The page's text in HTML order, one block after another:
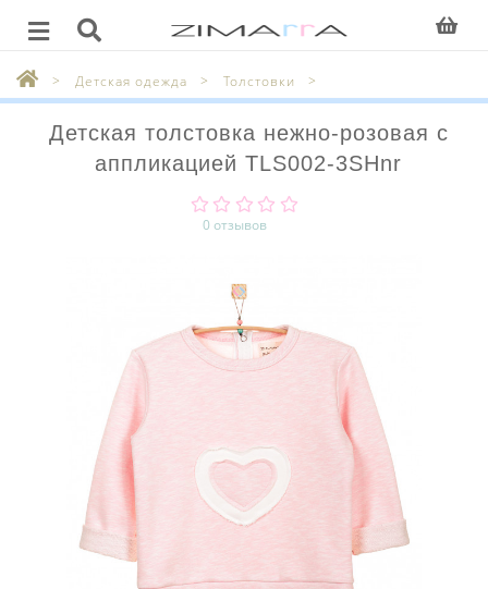
Детская одежда Толстовки
Детская толстовка нежно-розовая с
аппликацией TLS002-3SHnr
0 отзывов